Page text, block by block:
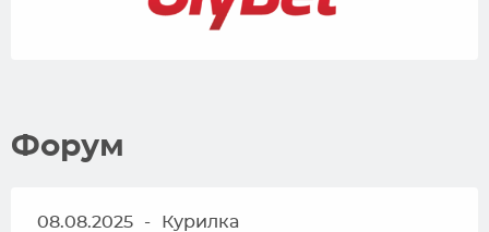
Форум
08.08.2025 - Курилка